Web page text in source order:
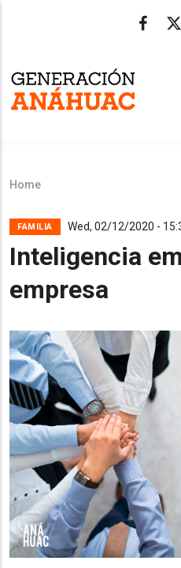
main
content
Breadcrumb
Home
FAMILIA Wed, 02/12/2020 -
Inteligencia
empresa